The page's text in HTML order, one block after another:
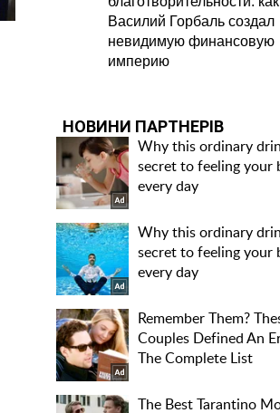
Василий Горбаль создал
невидимую финансовую
империю